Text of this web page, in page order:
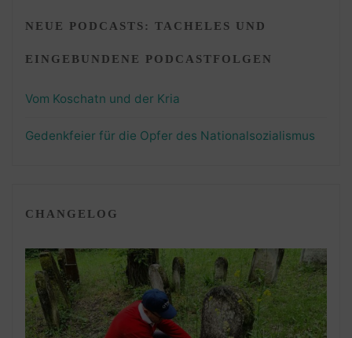
NEUE PODCASTS: TACHELES UND
EINGEBUNDENE PODCASTFOLGEN
Vom Koschatn und der Kria
Gedenkfeier für die Opfer des Nationalsozialismus
CHANGELOG